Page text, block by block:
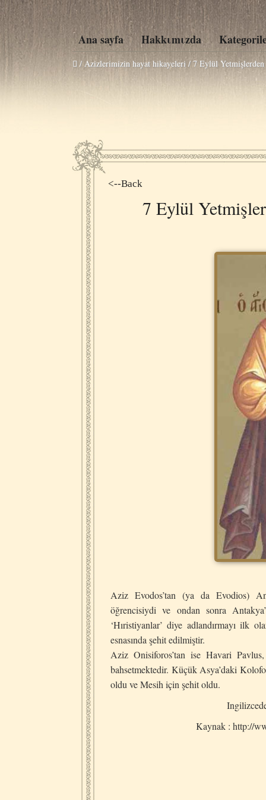
Ana sayfa Hakkιmιzda
/ Azizlerimizin hayat hikayeleri /7 Eylül
<--Back
7 Eylül
Aziz Evodos’tan (ya da Evodios)
öğrencisiydi ve ondan sonra
‘Hıristiyanlar’ diye adlandırmayı ilk
esnasında şehit edilmiştir.
Aziz Onisiforos’tan ise Havari
bahsetmektedir. Küçük Asya’daki
oldu ve Mesih için şehit oldu.
Kaynak : http://